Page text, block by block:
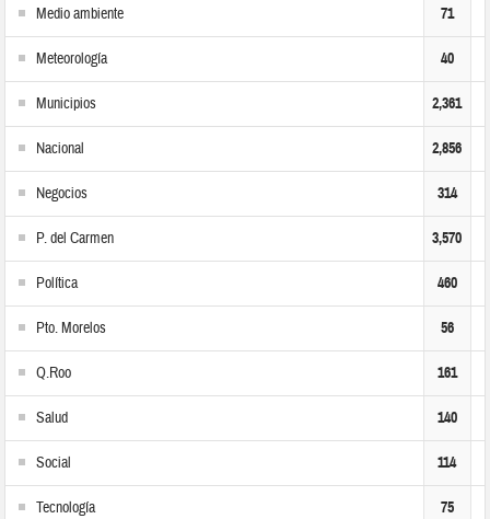
Medio ambiente 71
Meteorología 40
Municipios 2,361
Nacional 2,856
Negocios 314
P. del Carmen 3,570
Política 460
Pto. Morelos 56
Q.Roo 161
Salud 140
Social 114
Tecnología 75